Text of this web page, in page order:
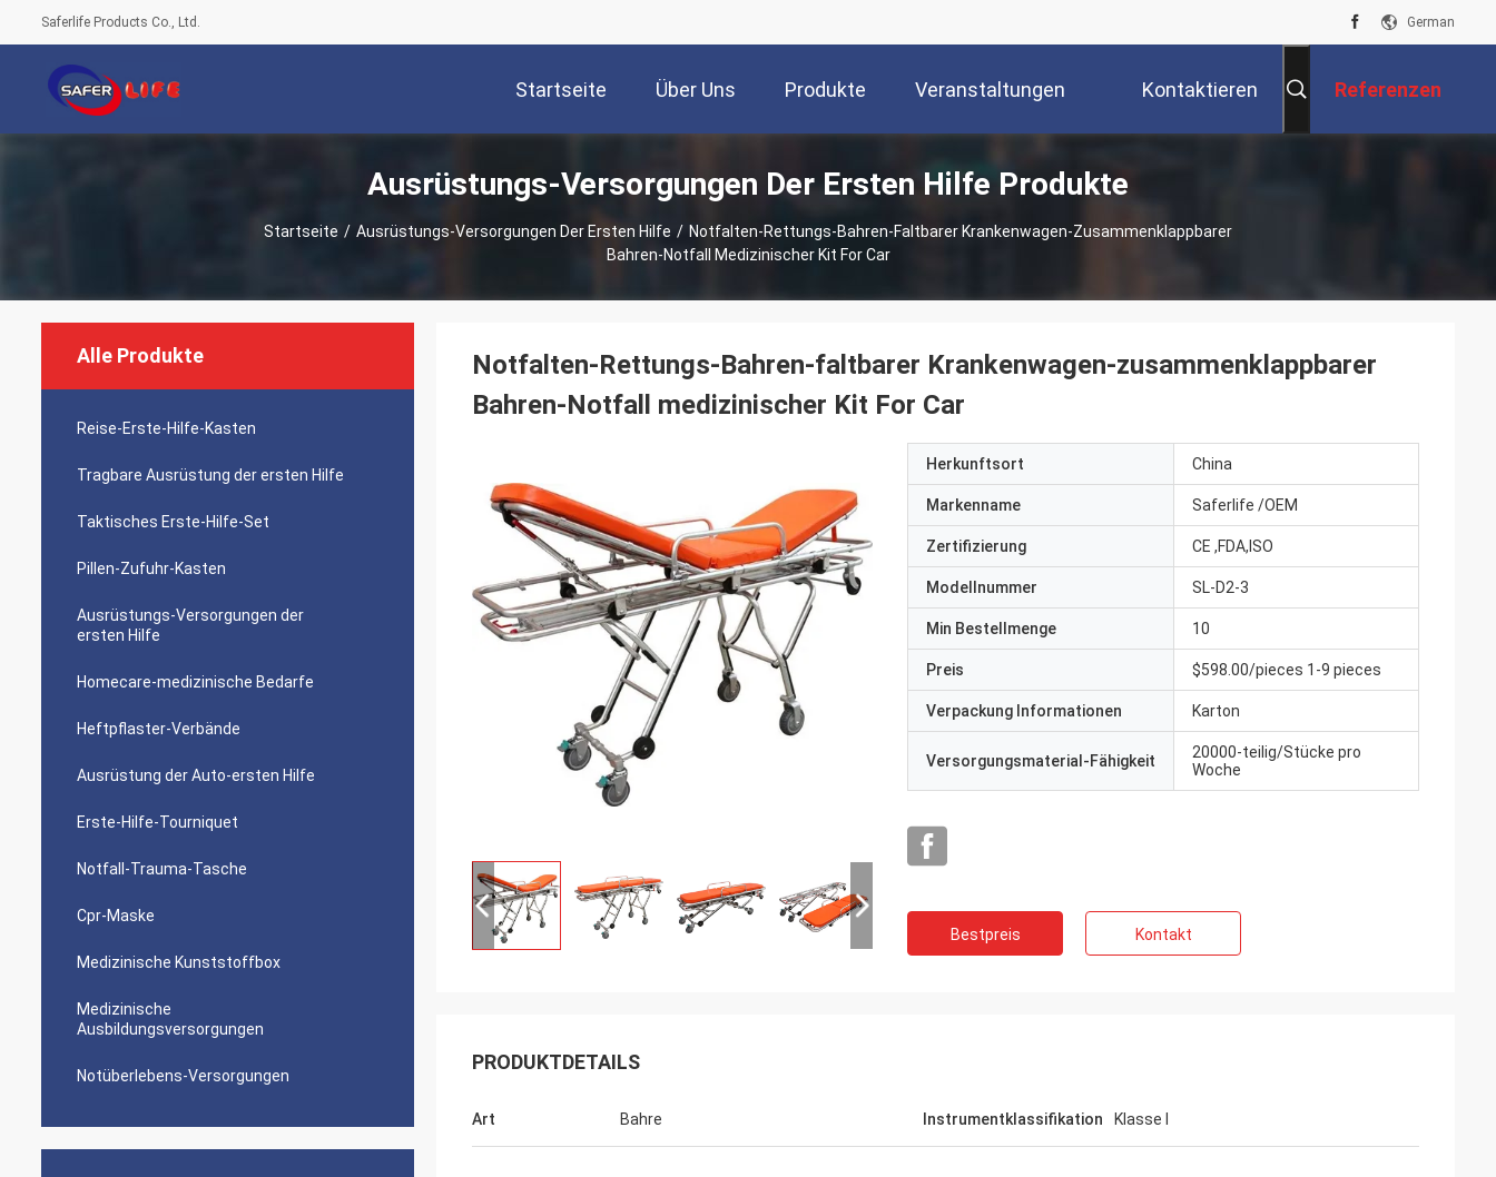
Saferlife Products Co., Ltd. German
Startseite Über Uns Produkte Veranstaltungen Kontaktieren Referenzen
Ausrüstungs-Versorgungen Der Ersten Hilfe Produkte
Startseite / Ausrüstungs-Versorgungen Der Ersten Hilfe / Notfalten-Rettungs-Bahren-Faltbarer Krankenwagen-Zusammenklappbarer
Bahren-Notfall Medizinischer Kit For Car
Alle Produkte
Reise-Erste-Hilfe-Kasten
Tragbare Ausrüstung der ersten Hilfe
Taktisches Erste-Hilfe-Set
Pillen-Zufuhr-Kasten
Ausrüstungs-Versorgungen der
ersten Hilfe
Homecare-medizinische Bedarfe
Heftpflaster-Verbände
Ausrüstung der Auto-ersten Hilfe
Erste-Hilfe-Tourniquet
Notfall-Trauma-Tasche
Cpr-Maske
Medizinische Kunststoffbox
Medizinische
Ausbildungsversorgungen
Notüberlebens-Versorgungen
Notfalten-Rettungs-Bahren-faltbarer Krankenwagen-zusammenklappbarer
Bahren-Notfall medizinischer Kit For Car
Herkunftsort China
Markenname Saferlife /OEM
Zertifizierung CE ,FDA,ISO
Modellnummer SL-D2-3
Min Bestellmenge 10
Preis $598.00/pieces 1-9 pieces
Verpackung Informationen Karton
Versorgungsmaterial-Fähigkeit
20000-teilig/Stücke pro
Woche
Bestpreis Kontakt
PRODUKTDETAILS
Art Bahre Instrumentklassifikation Klasse I